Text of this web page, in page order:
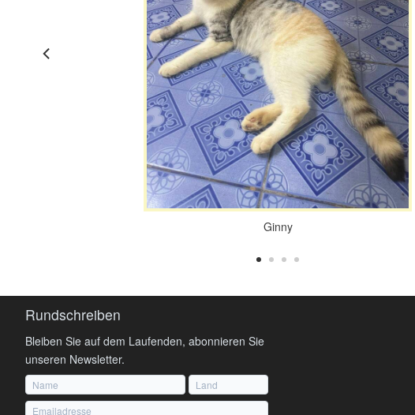
Ginny
Rundschreiben
Bleiben Sie auf dem Laufenden, abonnieren Sie
unseren Newsletter.